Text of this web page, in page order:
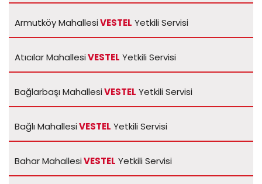
Armutköy MahallesiVESTEL Yetkili Servisi
Atıcılar MahallesiVESTEL Yetkili Servisi
Bağlarbaşı MahallesiVESTEL Yetkili Servisi
Bağlı MahallesiVESTEL Yetkili Servisi
Bahar MahallesiVESTEL Yetkili Servisi